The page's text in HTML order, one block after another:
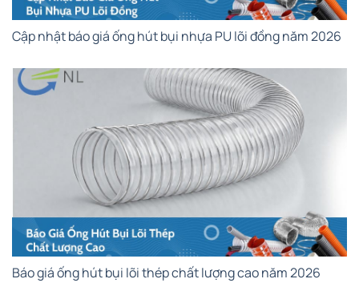
Cập nhật báo giá ống hút bụi nhựa PU lõi đồng năm 2026
Báo giá ống hút bụi lõi thép chất lượng cao năm 2026